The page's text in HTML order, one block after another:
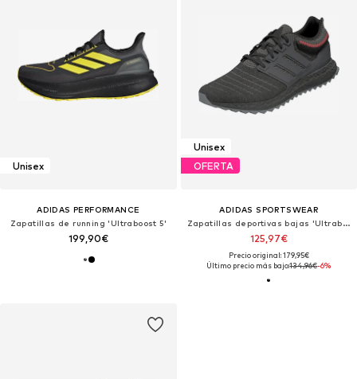
Unisex
ADIDAS PERFORMANCE
Zapatillas de running 'Ultraboost 5'
199,90€
Unisex
OFERTA
ADIDAS SPORTSWEAR
Zapatillas deportivas bajas 'Ultraboost Dna Xxii'
125,97€
Precio original: 179,95€
Último precio más bajo:134,96€-6%